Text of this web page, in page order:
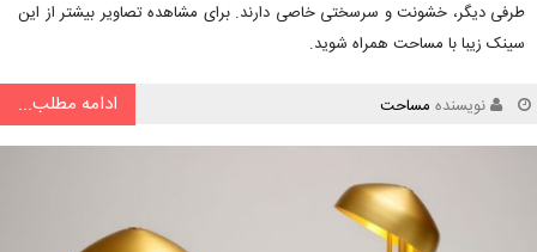
طرفی دیگر، خشونت و سرسختی خاصی دارند. برای مشاهده تصاویر بیشتر از این
سینک زیبا با مساحت همراه شوید.
نویسنده مساحت ادامه مطلب...